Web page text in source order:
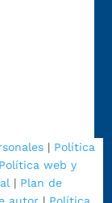
| Política
Política web y
| Plan de